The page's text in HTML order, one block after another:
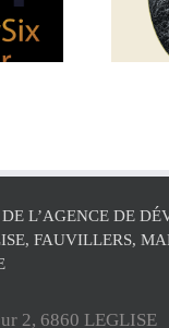
la Psyché
L’AGENCE DE
FAUVILLERS,
2, 6860 LEGLISE